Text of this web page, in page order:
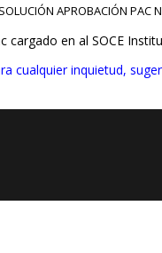
APROBACIÓN PAC
cargado en al SOCE
cualquier inquietud,